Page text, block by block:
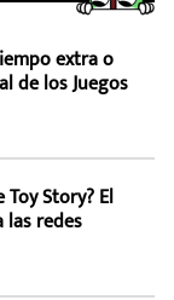
extra o
de los Juegos
Story? El
redes